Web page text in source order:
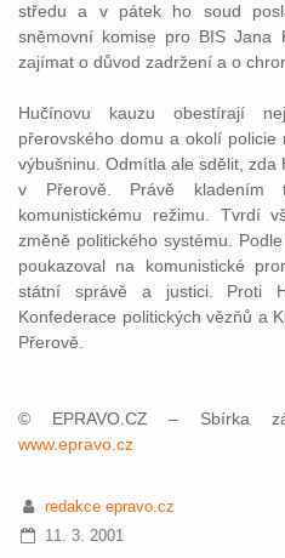
středu a v pátek ho soud
sněmovní komise pro BIS Jana
zajímat o důvod zadržení a o
Hučínovu kauzu obestírají
přerovského domu a okolí policie
výbušninu. Odmítla ale sdělit,
v Přerově. Právě kladením
komunistickému režimu. Tvrdí
změně politického systému.
poukazoval na komunistické
státní správě a justici. Proti
Konfederace politických vězňů a
Přerově.
© EPRAVO.CZ – Sbírka
www.epravo.cz
redakce epravo.cz
11. 3. 2001